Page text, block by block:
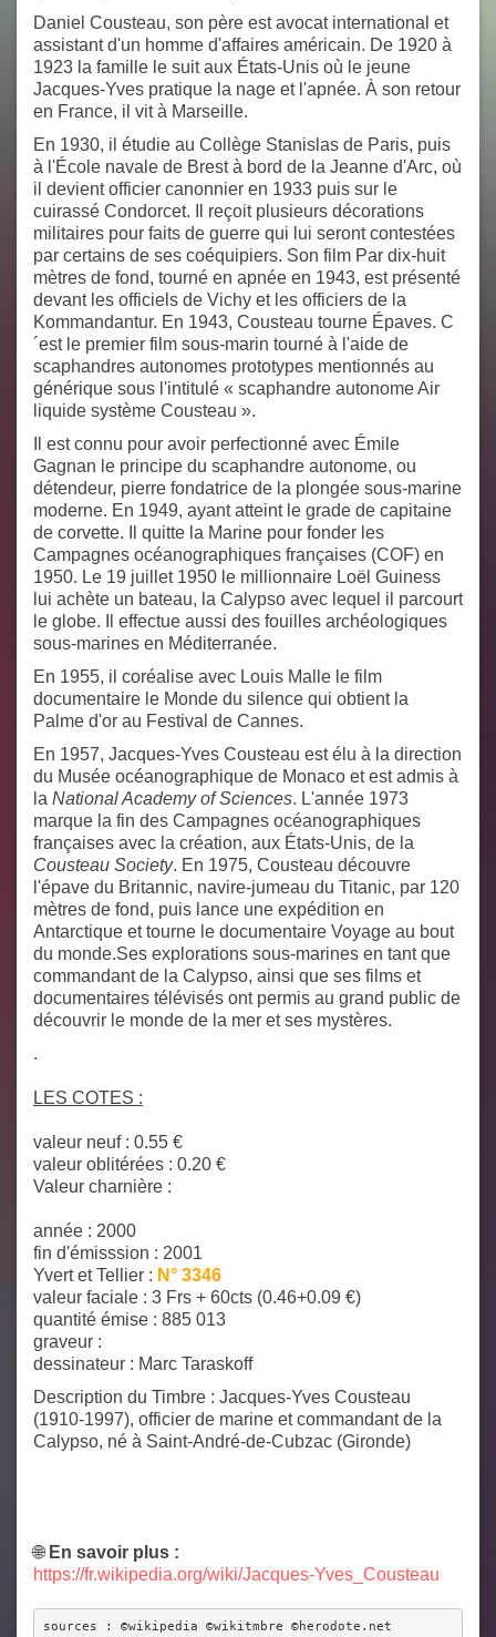
Daniel Cousteau, son père est avocat international et
assistant d'un homme d'affaires américain. De 1920 à
1923 la famille le suit aux États-Unis où le jeune
Jacques-Yves pratique la nage et l'apnée. À son retour
en France, il vit à Marseille.
En 1930, il étudie au Collège Stanislas de Paris, puis
à l'École navale de Brest à bord de la Jeanne d'Arc, où
il devient officier canonnier en 1933 puis sur le
cuirassé Condorcet. Il reçoit plusieurs décorations
militaires pour faits de guerre qui lui seront contestées
par certains de ses coéquipiers. Son film Par dix-huit
mètres de fond, tourné en apnée en 1943, est présenté
devant les officiels de Vichy et les officiers de la
Kommandantur. En 1943, Cousteau tourne Épaves. C
´est le premier film sous-marin tourné à l'aide de
scaphandres autonomes prototypes mentionnés au
générique sous l'intitulé « scaphandre autonome Air
liquide système Cousteau ».
Il est connu pour avoir perfectionné avec Émile
Gagnan le principe du scaphandre autonome, ou
détendeur, pierre fondatrice de la plongée sous-marine
moderne. En 1949, ayant atteint le grade de capitaine
de corvette. Il quitte la Marine pour fonder les
Campagnes océanographiques françaises (COF) en
1950. Le 19 juillet 1950 le millionnaire Loël Guiness
lui achète un bateau, la Calypso avec lequel il parcourt
le globe. Il effectue aussi des fouilles archéologiques
sous-marines en Méditerranée.
En 1955, il coréalise avec Louis Malle le film
documentaire le Monde du silence qui obtient la
Palme d'or au Festival de Cannes.
En 1957, Jacques-Yves Cousteau est élu à la direction
du Musée océanographique de Monaco et est admis à
la National Academy of Sciences. L'année 1973
marque la fin des Campagnes océanographiques
françaises avec la création, aux États-Unis, de la
Cousteau Society. En 1975, Cousteau découvre
l'épave du Britannic, navire-jumeau du Titanic, par 120
mètres de fond, puis lance une expédition en
Antarctique et tourne le documentaire Voyage au bout
du monde.Ses explorations sous-marines en tant que
commandant de la Calypso, ainsi que ses films et
documentaires télévisés ont permis au grand public de
découvrir le monde de la mer et ses mystères.
.
LES COTES :
valeur neuf : 0.55 €
valeur oblitérées : 0.20 €
Valeur charnière :
année : 2000
fin d'émisssion : 2001
Yvert et Tellier : N° 3346
valeur faciale : 3 Frs + 60cts (0.46+0.09 €)
quantité émise : 885 013
graveur :
dessinateur : Marc Taraskoff
Description du Timbre : Jacques-Yves Cousteau
(1910-1997), officier de marine et commandant de la
Calypso, né à Saint-André-de-Cubzac (Gironde)
🌐 En savoir plus :
https://fr.wikipedia.org/wiki/Jacques-Yves_Cousteau
sources : ©wikipedia ©wikitmbre ©herodote.net